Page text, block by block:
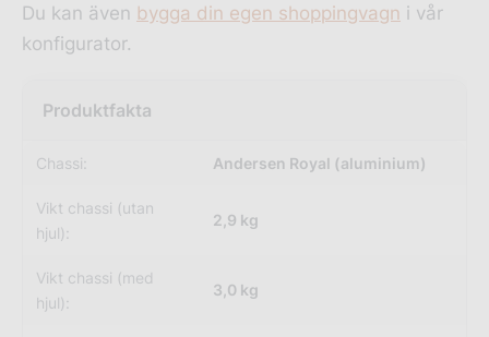
Du kan även bygga din egen shoppingvagn i vår
konfigurator.
Chassi: Andersen Royal (aluminium)
Vikt chassi (utan
hjul):
2,9 kg
Vikt chassi (med
hjul):
3,0 kg